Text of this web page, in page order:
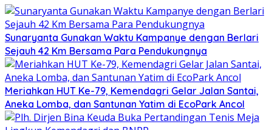
Sunaryanta Gunakan Waktu Kampanye dengan Berlari
Sejauh 42 Km Bersama Para Pendukungnya
Meriahkan HUT Ke-79, Kemendagri Gelar Jalan Santai,
Aneka Lomba, dan Santunan Yatim di EcoPark Ancol